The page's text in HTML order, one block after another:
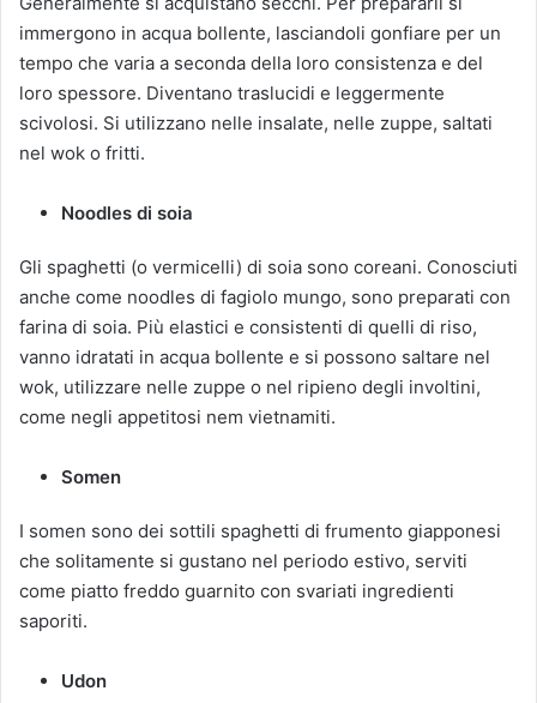
immergono in acqua bollente, lasciandoli gonfiare per un
tempo che varia a seconda della loro consistenza e del
loro spessore. Diventano traslucidi e leggermente
scivolosi. Si utilizzano nelle insalate, nelle zuppe, saltati
nel wok o fritti.
Noodles di soia
Gli spaghetti (o vermicelli) di soia sono coreani. Conosciuti
anche come noodles di fagiolo mungo, sono preparati con
farina di soia. Più elastici e consistenti di quelli di riso,
vanno idratati in acqua bollente e si possono saltare nel
wok, utilizzare nelle zuppe o nel ripieno degli involtini,
come negli appetitosi nem vietnamiti.
Somen
I somen sono dei sottili spaghetti di frumento giapponesi
che solitamente si gustano nel periodo estivo, serviti
come piatto freddo guarnito con svariati ingredienti
saporiti.
Udon